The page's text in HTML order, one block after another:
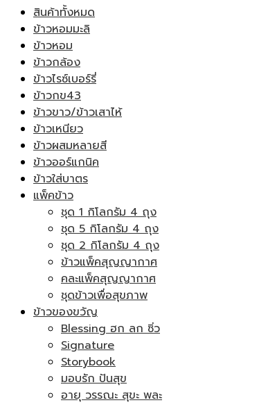
สินค้าทั้งหมด
ข้าวหอมมะลิ
ข้าวหอม
ข้าวกล้อง
ข้าวไรซ์เบอร์รี่
ข้าวกข43
ข้าวขาว/ข้าวเสาไห้
ข้าวเหนียว
ข้าวผสมหลายสี
ข้าวออร์แกนิค
ข้าวใส่บาตร
แพ็คข้าว
ชุด 1 กิโลกรัม 4 ถุง
ชุด 5 กิโลกรัม 4 ถุง
ชุด 2 กิโลกรัม 4 ถุง
ข้าวแพ็คสุญญากาศ
คละแพ็คสุญญากาศ
ชุดข้าวเพื่อสุขภาพ
ข้าวของขวัญ
Blessing ฮก ลก ซิ่ว
Signature
Storybook
มอบรัก ปันสุข
อายุ วรรณะ สุขะ พละ